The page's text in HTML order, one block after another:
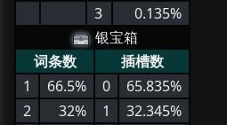
3
0.135%
银宝箱
词条数
插槽数
1
66.5% 0
65.835%
2
32% 1
32.345%